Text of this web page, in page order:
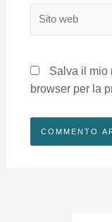
Salva il mio
browser per la